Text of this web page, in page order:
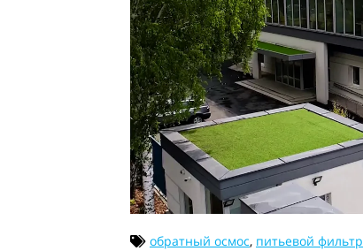
обратный осмос, питьевой фильтр